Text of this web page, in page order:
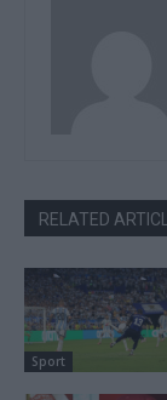
RELATED
Sport